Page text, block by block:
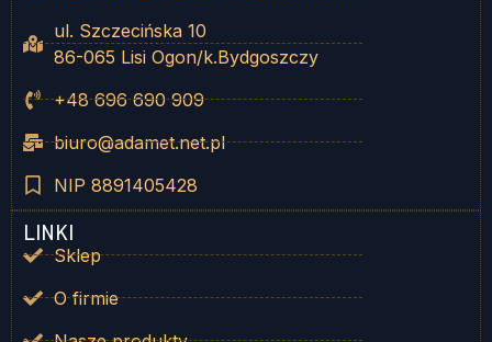
ul. Szczecińska 10
86-065 Lisi Ogon/k.Bydgoszczy
+48 696 690 909
biuro@adamet.net.pl
NIP 8891405428
LINKI
Sklep
O firmie